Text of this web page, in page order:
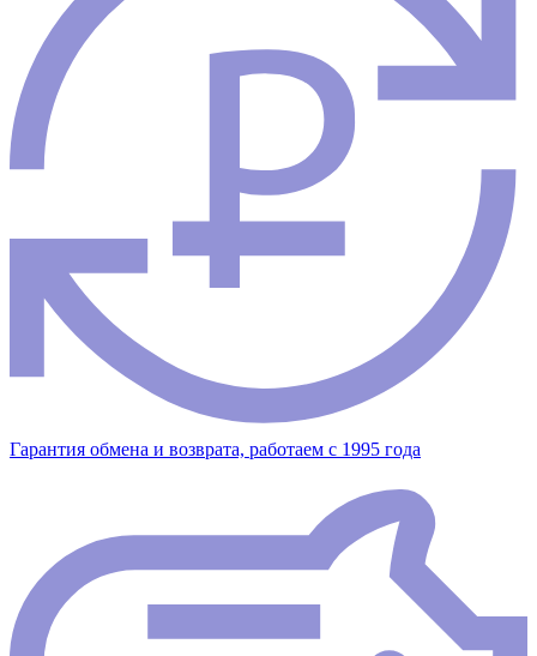
Гарантия обмена и возврата, работаем с 1995 года